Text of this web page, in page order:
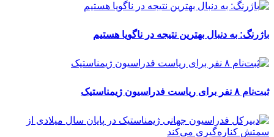
باژرنگ: به دنبال بهترین نتیجه در ناگویا هستیم
ثبت‌نام ۸ نفر برای ریاست فدراسیون ژیمناستیک